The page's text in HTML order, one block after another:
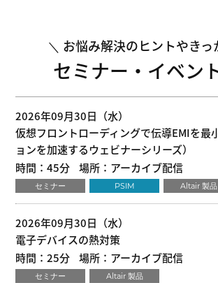
お悩み解決のヒントやきっ
セミナー・イベン
2026年09月30日（水）
仮想フロントローディングで伝導EMIを最
ョンを加速するウェビナーシリーズ）
時間：45分
場所：アーカイブ配信
セミナー PSIM Altair 製品
2026年09月30日（水）
電子デバイスの熱対策
時間：25分
場所：アーカイブ配信
セミナー Altair 製品